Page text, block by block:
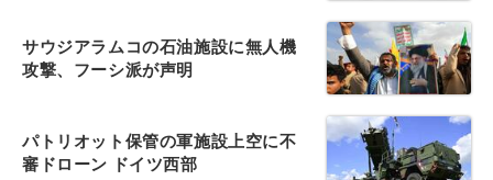
サウジアラムコの石油施設に無人機
攻撃、フーシ派が声明
パトリオット保管の軍施設上空に不
審ドローン ドイツ西部